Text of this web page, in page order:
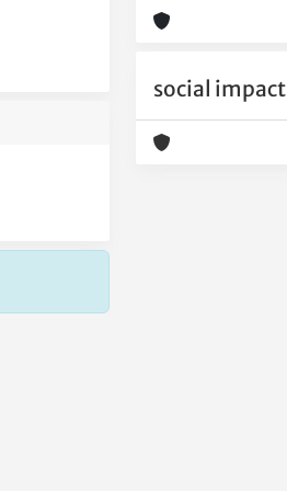
social impact